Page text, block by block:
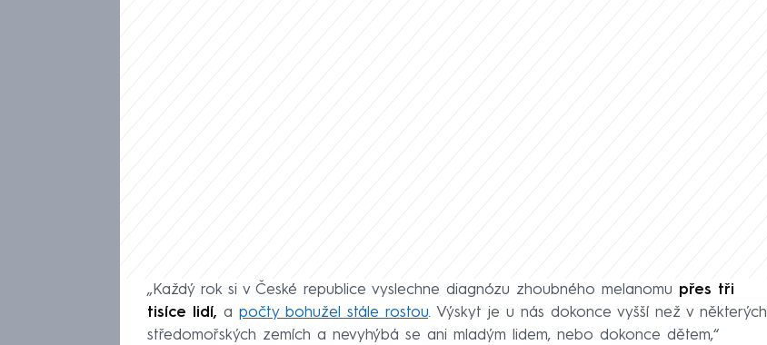
„Každý rok si v České republice vyslechne diagnózu zhoubného melanomu přes tři
tisíce lidí, a počty bohužel stále rostou. Výskyt je u nás dokonce vyšší než v některých
středomořských zemích a nevyhýbá se ani mladým lidem, nebo dokonce dětem,“